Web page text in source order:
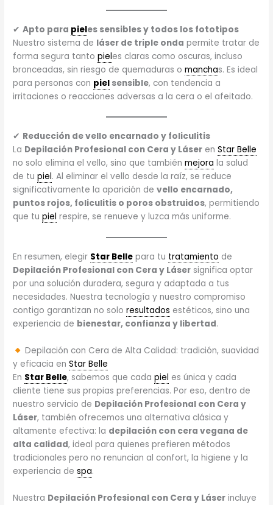
✔Apto para pieles sensibles y todos los fototipos
Nuestro sistema de láser de triple onda permite tratar de
forma segura tantopieles claras como oscuras, incluso
bronceadas, sin riesgo de quemaduras omanchas. Es ideal
para personas con piel sensible, con tendencia a
irritaciones o reacciones adversas a la cera o el afeitado.
✔ Reducción de vello encarnado y foliculitis
La Depilación Profesional con Cera y Láser enStar Belle
no solo elimina el vello, sino que tambiénmejora la salud
de tupiel. Al eliminar el vello desde la raíz, se reduce
significativamente la aparición devello encarnado,
puntos rojos, foliculitis o poros obstruidos, permitiendo
que tupiel respire, se renueve y luzca más uniforme.
En resumen, elegir Star Belle para tu tratamiento de
Depilación Profesional con Cera y Láser significa optar
por una solución duradera, segura y adaptada a tus
necesidades. Nuestra tecnología y nuestro compromiso
contigo garantizan no soloresultados estéticos, sino una
experiencia de bienestar, confianza y libertad.
Depilación con Cera de Alta Calidad: tradición, suavidad
y eficacia enStar Belle
En Star Belle, sabemos que cadapiel es única y cada
cliente tiene sus propias preferencias. Por eso, dentro de
nuestro servicio de Depilación Profesional con Cera y
Láser, también ofrecemos una alternativa clásica y
altamente efectiva: la depilación con cera vegana de
alta calidad, ideal para quienes prefieren métodos
tradicionales pero no renuncian al confort, la higiene y la
experiencia despa.
Nuestra Depilación Profesional con Cera y Láser incluye